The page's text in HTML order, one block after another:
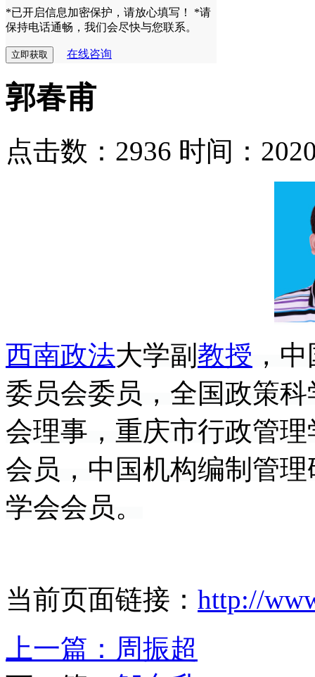
*已开启信息加密保护，请放心填写！
*请
保持电话通畅，我们会尽快与您联系。
在线咨询
郭春甫
点击数：2936 时间：
西南政法大学副教授 ，
委员会委员，全国政策
会理事，重庆市行政管
会员，中国机构编制管
学会会员。
当前页面链接： http://
上一篇： 周振超